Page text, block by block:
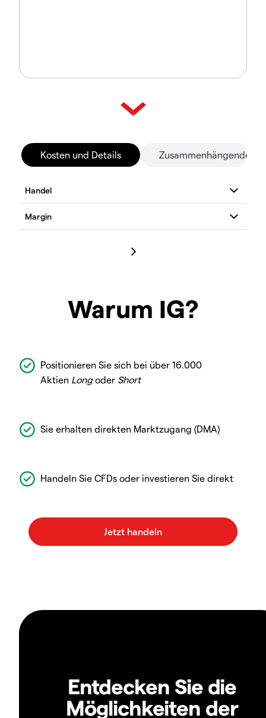
Kosten und Details Zusammenhängende
Warum IG?
Positionieren Sie sich bei über 16.000
Aktien Longoder Short
Sie erhalten direkten Marktzugang (DMA)
Handeln Sie CFDs oder investieren Sie direkt
Entdecken Sie die
Möglichkeiten der